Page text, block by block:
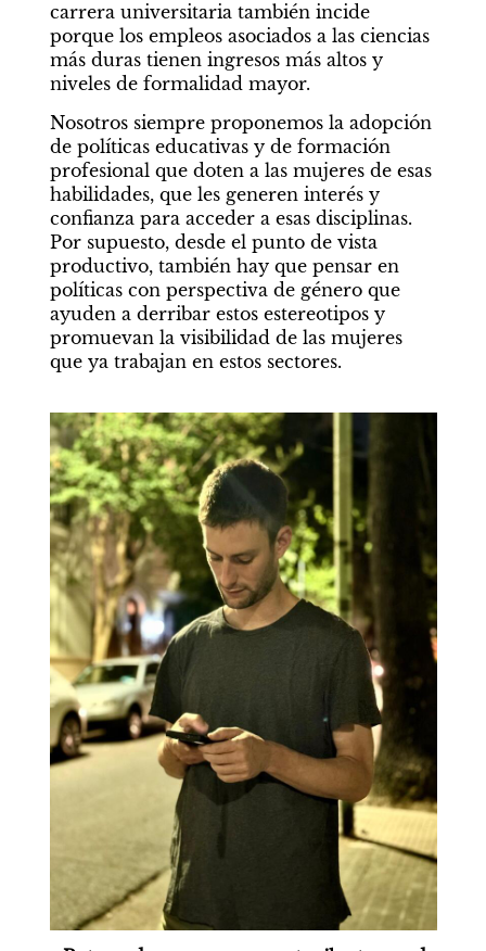
carrera universitaria también incide
porque los empleos asociados a las ciencias
más duras tienen ingresos más altos y
niveles de formalidad mayor.
Nosotros siempre proponemos la adopción
de políticas educativas y de formación
profesional que doten a las mujeres de esas
habilidades, que les generen interés y
confianza para acceder a esas disciplinas.
Por supuesto, desde el punto de vista
productivo, también hay que pensar en
políticas con perspectiva de género que
ayuden a derribar estos estereotipos y
promuevan la visibilidad de las mujeres
que ya trabajan en estos sectores.